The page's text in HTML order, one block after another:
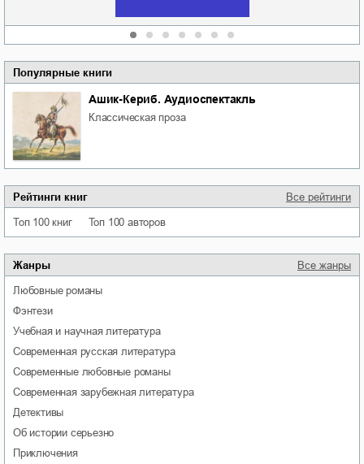
Популярные книги
Ашик-Кериб. Аудиоспектакль
классическая проза
Рейтинги книг Все рейтинги
Топ 100 книг Топ 100 авторов
Жанры Все жанры
любовные романы
фэнтези
учебная и научная литература
современная русская литература
современные любовные романы
современная зарубежная литература
детективы
об истории серьезно
приключения